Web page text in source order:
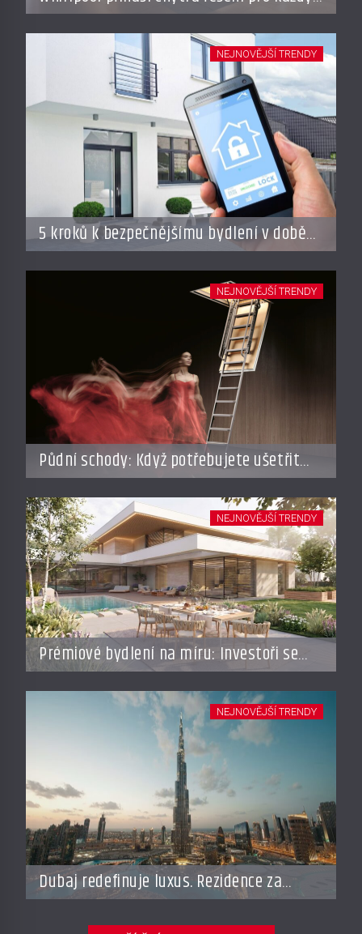
styl vaření
5 kroků k bezpečnějšímu bydlení v době
dovolené
NEJNOVĚJŠÍ TRENDY
Půdní schody: Když potřebujete ušetřit
místo, ale nechcete dělat kompromisy
NEJNOVĚJŠÍ TRENDY
Prémiové bydlení na míru: Investoři se
vracejí do Česka, roste zájem o top
adresy i byty a domy za stovky milionů
NEJNOVĚJŠÍ TRENDY
Dubaj redefinuje luxus. Rezidence za
miliardy dnes připomínají soukromé
resorty budoucnosti
NEJNOVĚJŠÍ TRENDY